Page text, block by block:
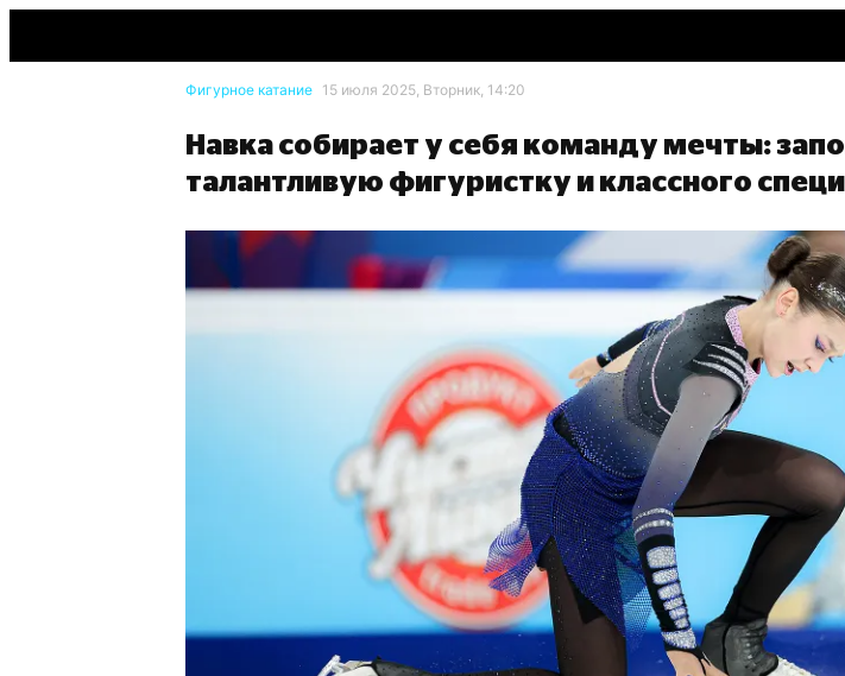
Фигурное катание 15 июля 2025, Вторник, 14:20
Навка собирает у себя команду мечты:
талантливую фигуристку и классного